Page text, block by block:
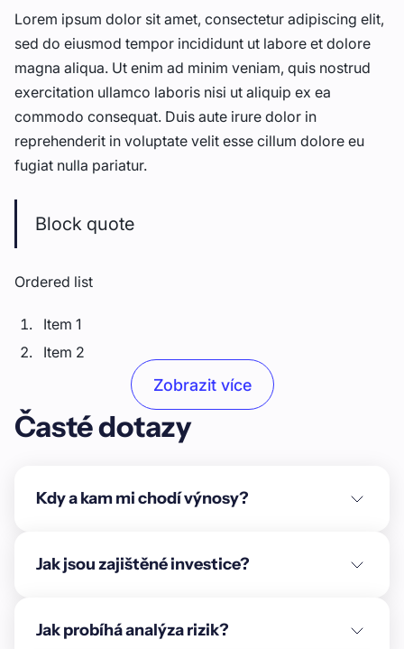
Lorem ipsum dolor sit amet, consectetur adipiscing elit,
sed do eiusmod tempor incididunt ut labore et dolore
magna aliqua. Ut enim ad minim veniam, quis nostrud
exercitation ullamco laboris nisi ut aliquip ex ea
commodo consequat. Duis aute irure dolor in
reprehenderit in voluptate velit esse cillum dolore eu
fugiat nulla pariatur.
Block quote
Ordered list
Item 1
Item 2
Unordered list
Item B
Text link
Emphasis
Zobrazit více
Časté dotazy
Kdy a kam mi chodí výnosy?
Jak jsou zajištěné investice?
Jak probíhá analýza rizik?